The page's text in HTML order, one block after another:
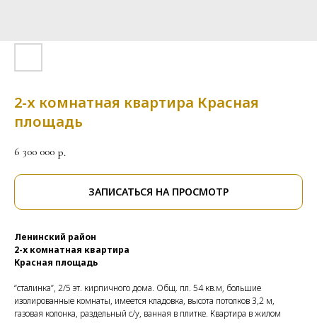
2-х комнатная квартира Красная
площадь
6 300 000 р.
ЗАПИСАТЬСЯ НА ПРОСМОТР
Ленинский район
2-х комнатная квартира
Красная площадь
“сталинка”, 2/5 эт. кирпичного дома. Общ. пл. 54 кв.м, большие
изолированные комнаты, имеется кладовка, высота потолков 3,2 м,
газовая колонка, раздельный с/у, ванная в плитке. Квартира в жилом